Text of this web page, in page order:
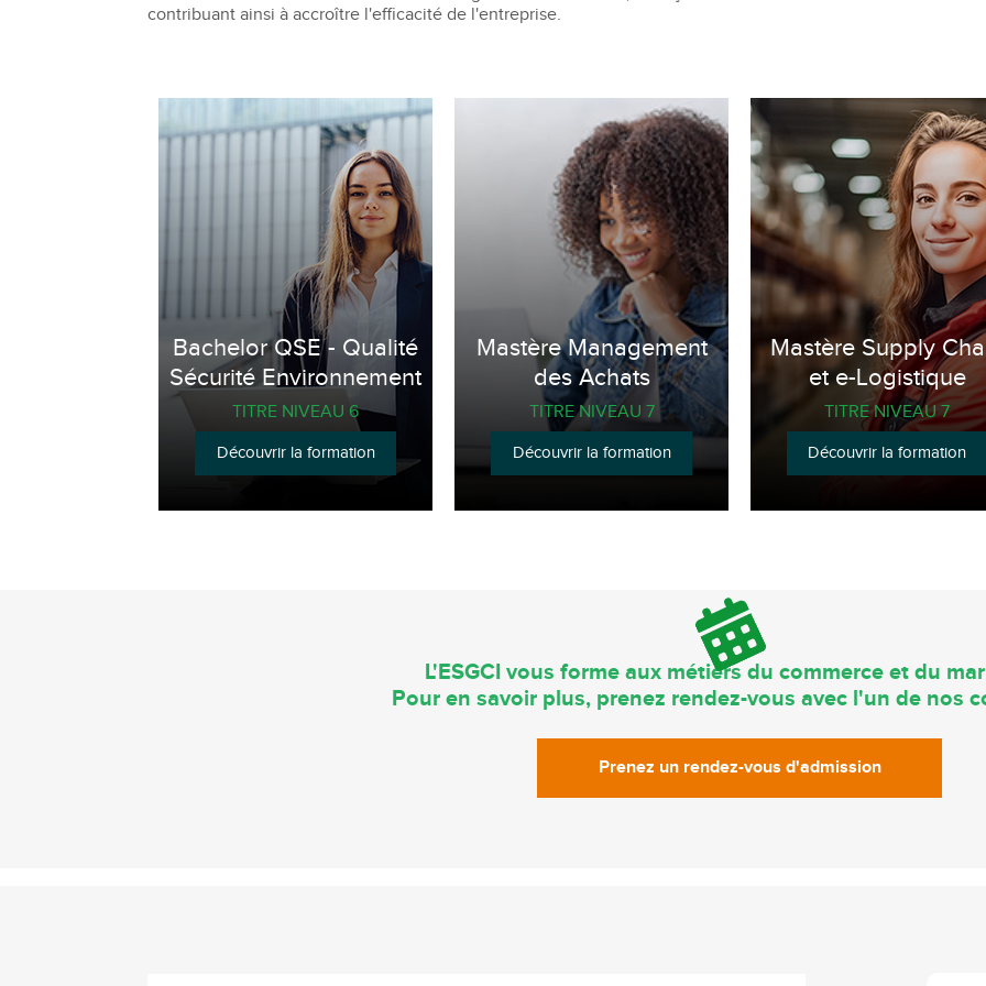
contribuant ainsi à accroître l'efficacité de l'entreprise.
Bachelor QSE - Qualité
Sécurité Environnement
TITRE NIVEAU 6
Découvrir la formation
Mastère Management
des Achats
TITRE NIVEAU 7
Découvrir la formation
Mastère Supply
et e-Logistique
TITRE NIVEAU 7
Découvrir la formation
L'ESGCI vous forme aux métiers du commerce et du
Pour en savoir plus, prenez rendez-vous avec l'un de nos
Prenez un rendez-vous d'admission